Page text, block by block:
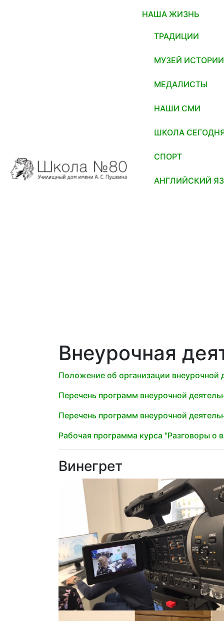
НАША ЖИЗНЬ
ТРАДИЦИИ
МУЗЕЙ
МЕДАЛИСТЫ
НАШИ СМИ
ШКОЛА
СПОРТ
АНГЛИЙСКИЙ
Внеурочная
Положение об организации внеурочной
Перечень программ внеурочной
Перечень программ внеурочной
Рабочая программа курса "Разговоры о
Винегрет